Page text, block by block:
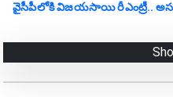
వైసీపీలోకి విజయసాయి రీఎంట్రీ..